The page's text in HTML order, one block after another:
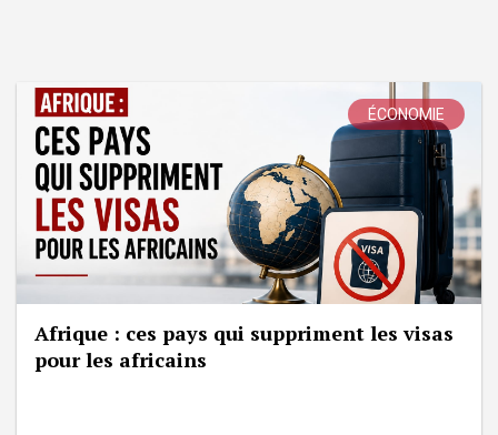
ÉCONOMIE
Afrique : ces pays qui suppriment les visas
pour les africains